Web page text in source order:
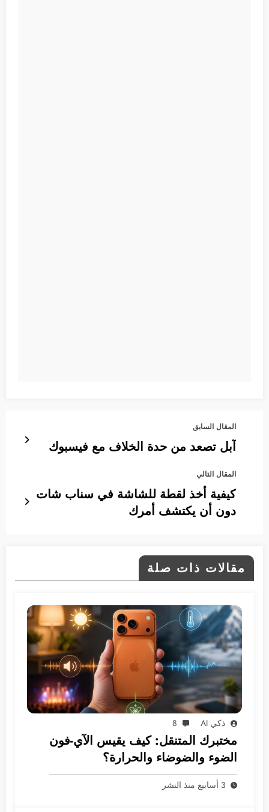
المقال السابق
آبل تصعد من حدة الخلاف مع فيسبوك
المقال التالي
كيفية أخذ لقطة للشاشة في سناب شات
دون أن يكتشف أمرك
مقالات ذات صلة
ذكي AI 8
مختبرك المتنقل: كيف يقيس الآي-فون
الضوء والضوضاء والحرارة؟
3 أسابيع منذ النشر